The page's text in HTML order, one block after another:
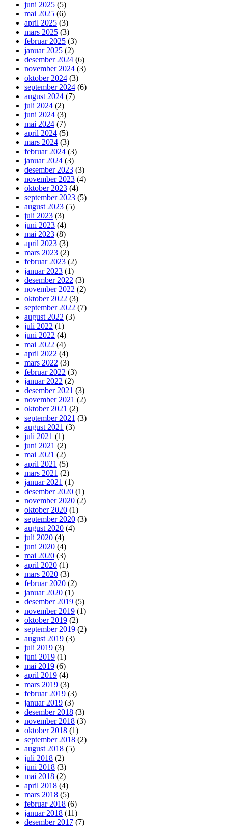
juni 2025 (5)
mai 2025 (6)
april 2025 (3)
mars 2025 (3)
februar 2025 (3)
januar 2025 (2)
desember 2024 (6)
november 2024 (3)
oktober 2024 (3)
september 2024 (6)
august 2024 (7)
juli 2024 (2)
juni 2024 (3)
mai 2024 (7)
april 2024 (5)
mars 2024 (3)
februar 2024 (3)
januar 2024 (3)
desember 2023 (3)
november 2023 (4)
oktober 2023 (4)
september 2023 (5)
august 2023 (5)
juli 2023 (3)
juni 2023 (4)
mai 2023 (8)
april 2023 (3)
mars 2023 (2)
februar 2023 (2)
januar 2023 (1)
desember 2022 (3)
november 2022 (2)
oktober 2022 (3)
september 2022 (7)
august 2022 (3)
juli 2022 (1)
juni 2022 (4)
mai 2022 (4)
april 2022 (4)
mars 2022 (3)
februar 2022 (3)
januar 2022 (2)
desember 2021 (3)
november 2021 (2)
oktober 2021 (2)
september 2021 (3)
august 2021 (3)
juli 2021 (1)
juni 2021 (2)
mai 2021 (2)
april 2021 (5)
mars 2021 (2)
januar 2021 (1)
desember 2020 (1)
november 2020 (2)
oktober 2020 (1)
september 2020 (3)
august 2020 (4)
juli 2020 (4)
juni 2020 (4)
mai 2020 (3)
april 2020 (1)
mars 2020 (3)
februar 2020 (2)
januar 2020 (1)
desember 2019 (5)
november 2019 (1)
oktober 2019 (2)
september 2019 (2)
august 2019 (3)
juli 2019 (3)
juni 2019 (1)
mai 2019 (6)
april 2019 (4)
mars 2019 (3)
februar 2019 (3)
januar 2019 (3)
desember 2018 (3)
november 2018 (3)
oktober 2018 (1)
september 2018 (2)
august 2018 (5)
juli 2018 (2)
juni 2018 (3)
mai 2018 (2)
april 2018 (4)
mars 2018 (5)
februar 2018 (6)
januar 2018 (11)
desember 2017 (7)